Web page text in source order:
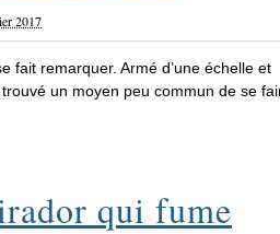
2017
fait remarquer. Armé d’une échelle et
un moyen peu commun de se
qui fume